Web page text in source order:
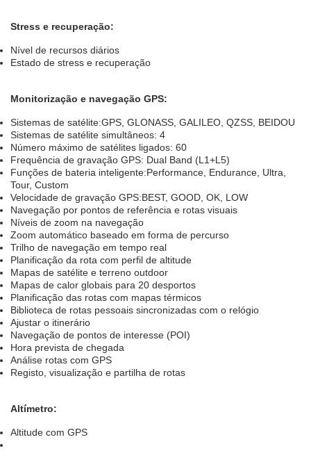
Stress e recuperação:
Nível de recursos diários
Estado de stress e recuperação
Monitorização e navegação GPS:
Sistemas de satélite:GPS, GLONASS, GALILEO, QZSS, BEIDOU
Sistemas de satélite simultâneos: 4
Número máximo de satélites ligados: 60
Frequência de gravação GPS: Dual Band (L1+L5)
Funções de bateria inteligente:Performance, Endurance, Ultra,
Tour, Custom
Velocidade de gravação GPS:BEST, GOOD, OK, LOW
Navegação por pontos de referência e rotas visuais
Níveis de zoom na navegação
Zoom automático baseado em forma de percurso
Trilho de navegação em tempo real
Planificação da rota com perfil de altitude
Mapas de satélite e terreno outdoor
Mapas de calor globais para 20 desportos
Planificação das rotas com mapas térmicos
Biblioteca de rotas pessoais sincronizadas com o relógio
Ajustar o itinerário
Navegação de pontos de interesse (POI)
Hora prevista de chegada
Análise rotas com GPS
Registo, visualização e partilha de rotas
Altímetro:
Altitude com GPS